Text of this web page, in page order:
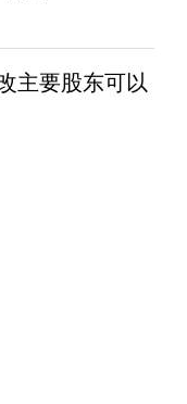
主要股东可以